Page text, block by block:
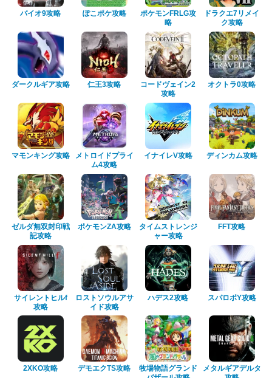
バイオ9攻略 ぽこポケ攻略
ポケモンFRLG攻
略
ドラクエ7リメイ
ク攻略
ダークルギア攻略 仁王3攻略
コードヴェイン2
攻略
オクトラ0攻略
マモンキング攻略
メトロイドプライ
ム4攻略
イナイレV攻略 ディンカム攻略
ゼルダ無双封印戦
記攻略
ポケモンZA攻略
タイムストレンジ
ャー攻略
FFT攻略
サイレントヒルf
攻略
ロストソウルアサ
イド攻略
ハデス2攻略 スパロボY攻略
2XKO攻略 デモエクTS攻略
牧場物語グランド
メタルギアデルタ